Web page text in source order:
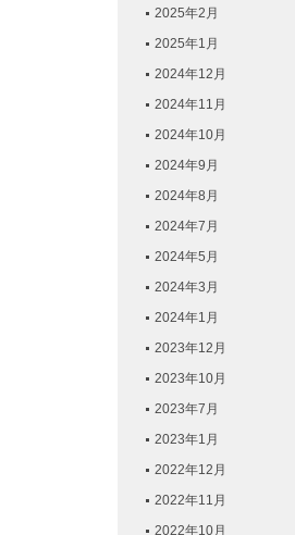
2025年2月
2025年1月
2024年12月
2024年11月
2024年10月
2024年9月
2024年8月
2024年7月
2024年5月
2024年3月
2024年1月
2023年12月
2023年10月
2023年7月
2023年1月
2022年12月
2022年11月
2022年10月